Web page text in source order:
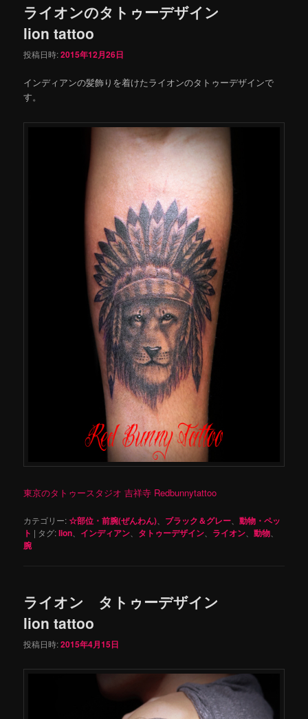
ライオンのタトゥーデザイン
lion tattoo
投稿日時:2015年12月26日
インディアンの髪飾りを着けたライオンのタトゥーデザインで
す。
東京のタトゥースタジオ 吉祥寺 Redbunnytattoo
カテゴリー:☆部位・前腕(ぜんわん) ブラック＆グレー 、動物・ペッ
ト | タグ:lion インディアン タトゥーデザイン ライオン 、動物
腕
ライオン タトゥーデザイン
lion tattoo
投稿日時:2015年4月15日